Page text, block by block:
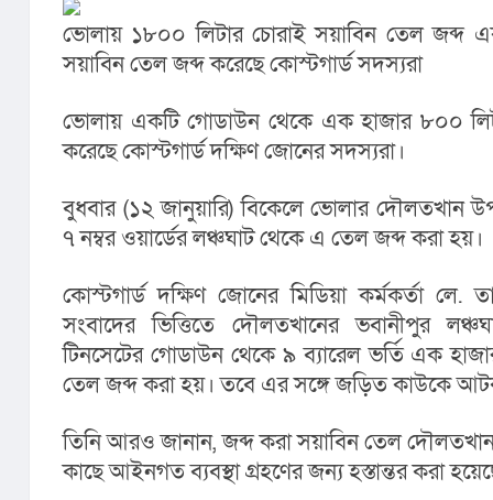
ভোলায় ১৮০০ লিটার চোরাই সয়াবিন তেল জব্দ
সয়াবিন তেল জব্দ করেছে কোস্টগার্ড সদস্যরা
ভোলায় একটি গোডাউন থেকে এক হাজার ৮০০
করেছে কোস্টগার্ড দক্ষিণ জোনের সদস্যরা।
বুধবার (১২ জানুয়ারি) বিকেলে ভোলার দৌলতখান
৭ নম্বর ওয়ার্ডের লঞ্চঘাট থেকে এ তেল জব্দ করা হয়।
কোস্টগার্ড দক্ষিণ জোনের মিডিয়া কর্মকর্তা লে.
সংবাদের ভিত্তিতে দৌলতখানের ভবানীপুর
টিনসেটের গোডাউন থেকে ৯ ব্যারেল ভর্তি এক
তেল জব্দ করা হয়। তবে এর সঙ্গে জড়িত কাউকে
তিনি আরও জানান, জব্দ করা সয়াবিন তেল
কাছে আইনগত ব্যবস্থা গ্রহণের জন্য হস্তান্তর করা